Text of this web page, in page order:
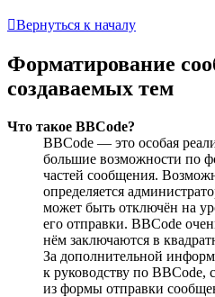
Вернуться к началу
Форматирование
создаваемых тем
Что такое BBCode?
BBCode — это особая
большие возможности по
частей сообщения.
определяется
может быть отключён на
его отправки. BBCode
нём заключаются в
За дополнительной
к руководству по BBCode,
из формы отправки